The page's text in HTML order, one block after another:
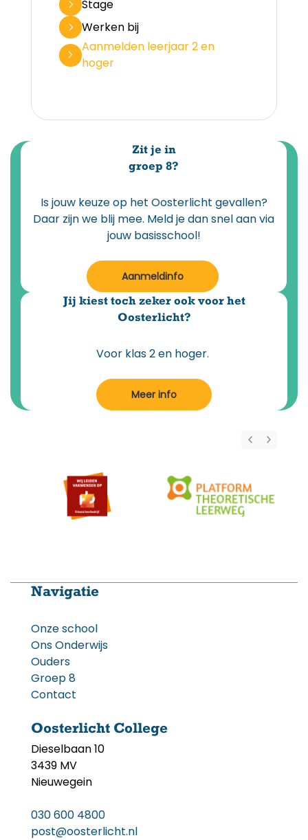
Stage
Werken bij
Aanmelden leerjaar 2 en
hoger
Zit je in
groep 8?
Is jouw keuze op het Oosterlicht gevallen?
Daar zijn we blij mee. Meld je dan snel aan via
jouw basisschool!
Aanmeldinfo
Jij kiest toch zeker ook voor het
Oosterlicht?
Voor klas 2 en hoger.
Meer info
Navigatie
Onze school
Ons Onderwijs
Ouders
Groep 8
Contact
Oosterlicht College
Dieselbaan 10
3439 MV
Nieuwegein
030 600 4800
post@oosterlicht.nl